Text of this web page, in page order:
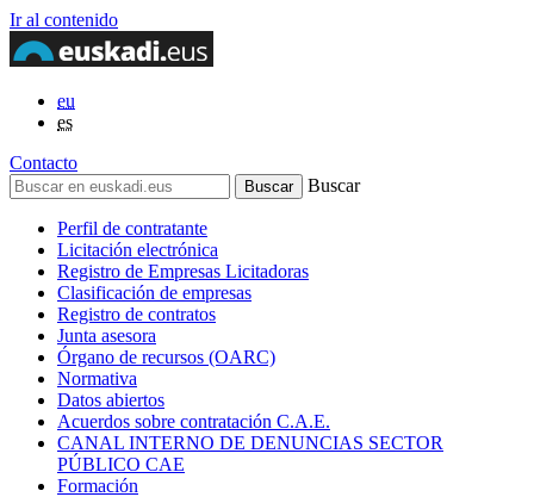
Ir al contenido
eu
es
Contacto
Buscar
Perfil de contratante
Licitación electrónica
Registro de Empresas Licitadoras
Clasificación de empresas
Registro de contratos
Junta asesora
Órgano de recursos (OARC)
Normativa
Datos abiertos
Acuerdos sobre contratación C.A.E.
CANAL INTERNO DE DENUNCIAS SECTOR
PÚBLICO CAE
Formación